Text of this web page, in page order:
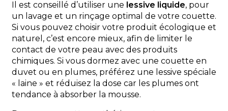
Il est conseillé d’utiliser une lessive liquide, pour
un lavage et un rinçage optimal de votre couette.
Si vous pouvez choisir votre produit écologique et
naturel, c’est encore mieux, afin de limiter le
contact de votre peau avec des produits
chimiques. Si vous dormez avec une couette en
duvet ou en plumes, préférez une lessive spéciale
« laine » et réduisez la dose car les plumes ont
tendance à absorber la mousse.